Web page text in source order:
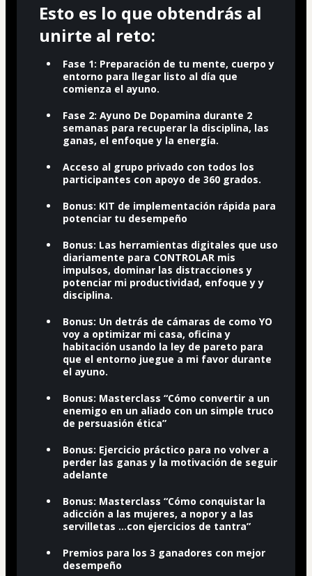
Esto es lo que obtendrás al
unirte al reto:
Fase 1: Preparación de tu mente, cuerpo y
entorno para llegar listo al día que
comienza el ayuno.
Fase 2: Ayuno De Dopamina durante 2
semanas para recuperar la disciplina, las
ganas, el enfoque y la energía.
Acceso al grupo privado con todos los
participantes con apoyo de 360 grados.
Bonus: KIT de implementación rápida para
potenciar tu desempeño
Bonus: Las herramientas digitales que uso
diariamente para CONTROLAR mis
impulsos, dominar las distracciones y
potenciar mi productividad, enfoque y y
disciplina.
Bonus: Un detrás de cámaras de como YO
voy a optimizar mi casa, oficina y
habitación usando la ley de pareto para
que el entorno juegue a mi favor durante
el ayuno.
Bonus: Masterclass “Cómo convertir a un
enemigo en un aliado con un simple truco
de persuasión ética”
Bonus: Ejercicio práctico para no volver a
perder las ganas y la motivación de seguir
adelante
Bonus: Masterclass “Cómo conquistar la
adicción a las mujeres, a nopor y a las
servilletas …con ejercicios de tantra”
Premios para los 3 ganadores con mejor
desempeño